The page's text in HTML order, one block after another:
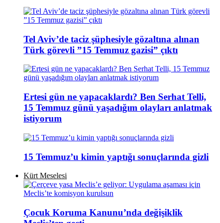
Tel Aviv’de taciz şüphesiyle gözaltına alınan
Türk görevli ”15 Temmuz gazisi” çıktı
Ertesi gün ne yapacaklardı? Ben Serhat Telli,
15 Temmuz günü yaşadığım olayları anlatmak
istiyorum
15 Temmuz’u kimin yaptığı sonuçlarında gizli
Kürt Meselesi
Çocuk Koruma Kanunu’nda değişiklik